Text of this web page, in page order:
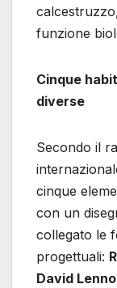
funzione
Cinque
diverse
Secondo il
cinque
con un
collegato le
progettuali:
David